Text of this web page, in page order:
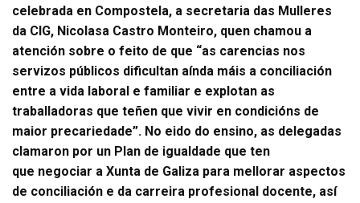
celebrada en Compostela, a secretaria das Mulleres
da CIG, Nicolasa Castro Monteiro, quen chamou a
atención sobre o feito de que “as carencias nos
servizos públicos dificultan aínda máis a conciliación
entre a vida laboral e familiar e explotan as
traballadoras que teñen que vivir en condicións de
maior precariedade”. No eido do ensino, as delegadas
clamaron por un Plan de igualdade que ten
que negociar a Xunta de Galiza para mellorar aspectos
de conciliación e da carreira profesional docente, así